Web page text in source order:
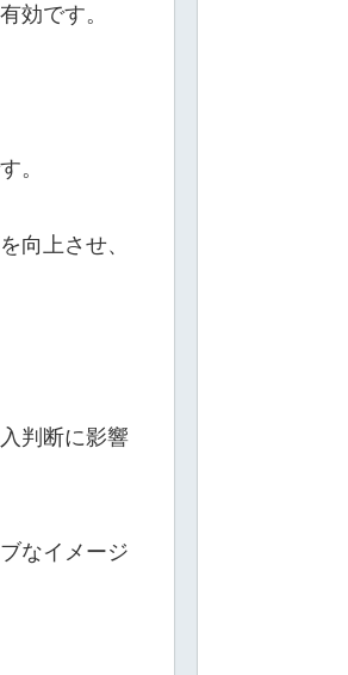
効です。
。
向上させ、
判断に影響
なイメージ